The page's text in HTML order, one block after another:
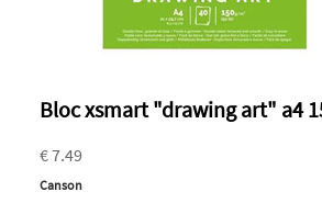
Bloc xsmart "drawing art" a4
€ 7.49
Canson